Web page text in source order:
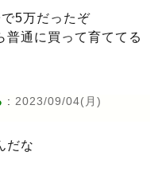
5万だったぞ
普通に買って育ててる
: 2023/09/04(月)
だな